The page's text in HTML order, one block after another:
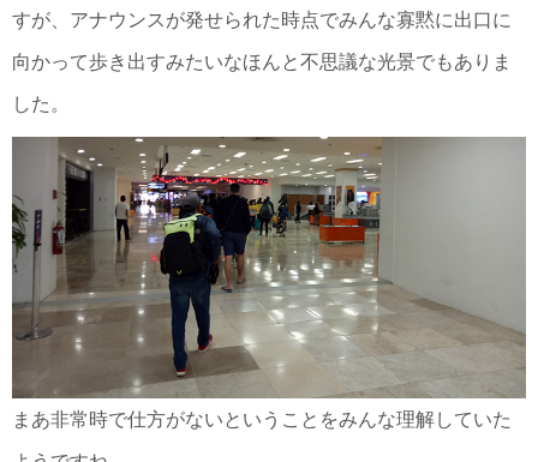
すが、アナウンスが発せられた時点でみんな寡黙に出口に
向かって歩き出すみたいなほんと不思議な光景でもありま
した。
まあ非常時で仕方がないということをみんな理解していた